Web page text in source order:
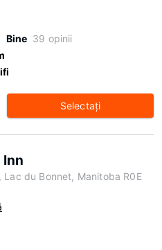
Bine 39 opinii
Selectaţi
Inn
Lac du Bonnet, Manitoba R0E